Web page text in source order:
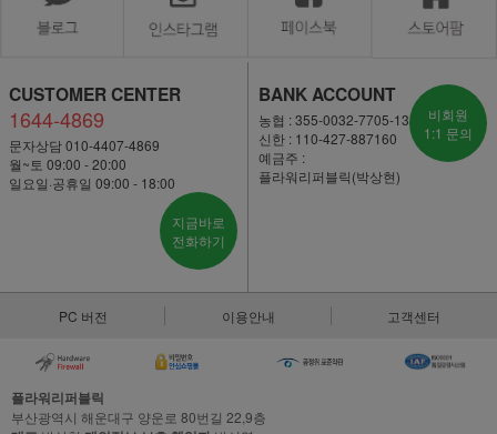
CUSTOMER CENTER
1644-4869
문자상담 010-4407-4869
월~토 09:00 - 20:00
일요일·공휴일 09:00 - 18:00
지금바로
전화하기
BANK ACCOUNT
농협 : 355-0032-7705-13
신한 : 110-427-887160
예금주 :
플라워리퍼블릭(박상현)
비회원
1:1 문의
PC 버전 이용안내 고객센터
플라워리퍼블릭
부산광역시 해운대구 양운로 80번길 22,9층